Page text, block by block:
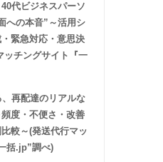
40代ビジネスパーソ
への本音”～活用シ
緊急対応・意思決
ッチングサイト『一
再配達のリアルな
度・不便さ・改善
較～(発送代行マッ
括.jp”調べ)